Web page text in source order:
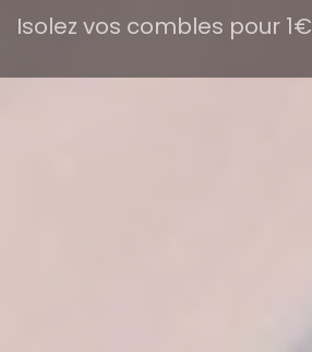
Isolez vos combles pour 1€